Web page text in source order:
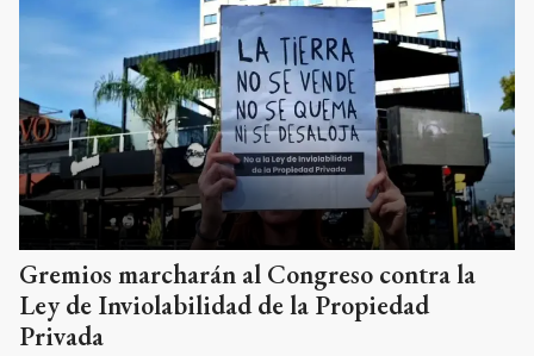
Gremios marcharán al Congreso contra la
Ley de Inviolabilidad de la Propiedad
Privada